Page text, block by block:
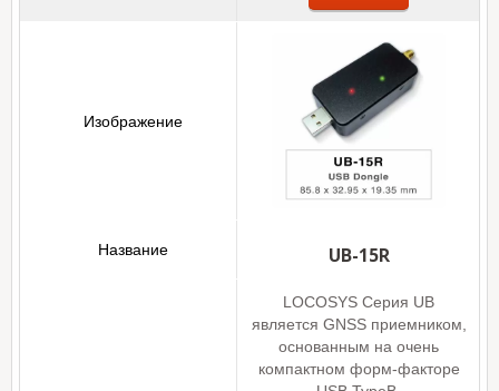
UB-15R
LOCOSYS Серия UB
является GNSS приемником,
основанным на очень
компактном форм-факторе